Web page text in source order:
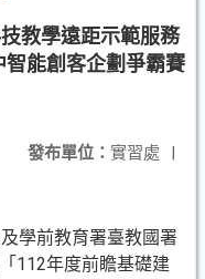
教學遠距示範服務
智能創客企劃爭霸賽
發布單位： 實習處 |
學前教育署臺教國署
112年度前瞻基礎建